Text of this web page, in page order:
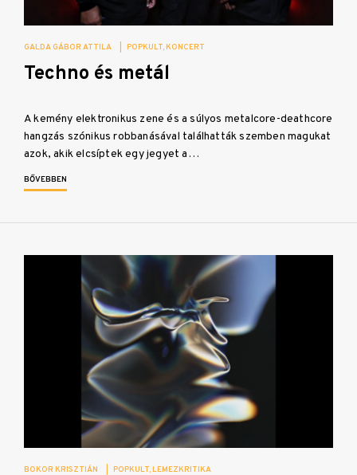
GALDA GÁBOR ATTILA POPKULT KONCERT
Techno és metál
A kemény elektronikus zene és a súlyos metalcore-deathcore
hangzás szónikus robbanásával találhatták szemben magukat
azok, akik elcsíptek egy jegyet a…
BŐVEBBEN
BOKOR KRISZTIÁN POPKULT LEMEZKRITIKA